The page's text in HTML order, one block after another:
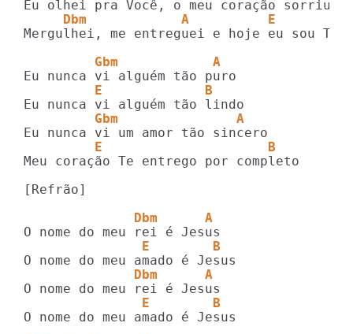
     Dbm            A          E
Mergulhei, me entreguei e hoje eu sou Teu
         Gbm            A
         E             B
         Gbm               A
         E                     B
Meu coração Te entrego por completo
[Refrão]
              Dbm      A
               E        B
              Dbm      A
               E        B
O nome do meu amado é Jesus